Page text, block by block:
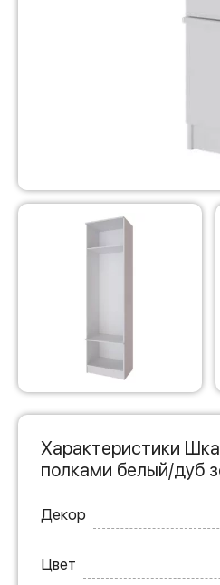
Характеристики
полками белый/дуб
Декор
Цвет